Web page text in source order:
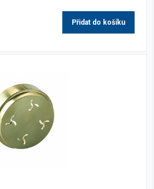
Přidat do košíku